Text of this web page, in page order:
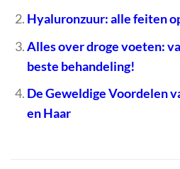
Hyaluronzuur: alle feiten
Alles over droge voeten:
beste behandeling!
De Geweldige Voordelen
en Haar